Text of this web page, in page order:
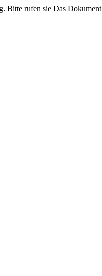
Bitte rufen sie Das Dokument